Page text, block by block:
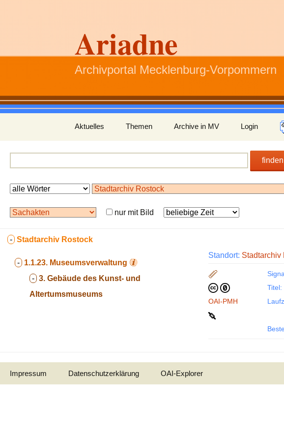
Ariadne
Archivportal Mecklenburg-Vorpommern
Inhalt
springen
Aktuelles Themen Archive in MV Login
finden
nur mit Bild
- Stadtarchiv Rostock
- 1.1.23. Museumsverwaltung
- 3. Gebäude des Kunst- und
Altertumsmuseums
Standort: Stadtarchiv
OAI-PMH
Titel:
Impressum Datenschutzerklärung OAI-Explorer